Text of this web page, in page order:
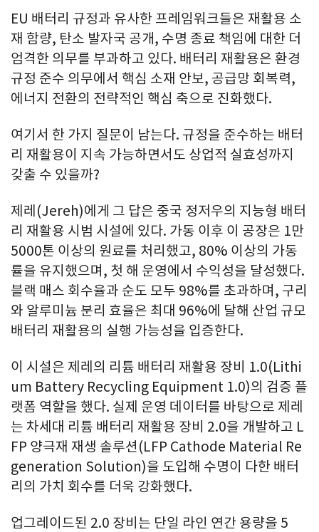
EU 배터리 규정과 유사한 프레임워크들은 재활용 소
재 함량, 탄소 발자국 공개, 수명 종료 책임에 대한 더
엄격한 의무를 부과하고 있다. 배터리 재활용은 환경
규정 준수 의무에서 핵심 소재 안보, 공급망 회복력,
에너지 전환의 전략적인 핵심 축으로 진화했다.
여기서 한 가지 질문이 남는다. 규정을 준수하는 배터
리 재활용이 지속 가능하면서도 상업적 실효성까지
갖출 수 있을까?
제레(Jereh)에게 그 답은 중국 정저우의 지능형 배터
리 재활용 시범 시설에 있다. 가동 이후 이 공장은 1만
5000톤 이상의 원료를 처리했고, 80% 이상의 가동
률을 유지했으며, 첫 해 운영에서 수익성을 달성했다.
블랙 매스 회수율과 순도 모두 98%를 초과하며, 구리
와 알루미늄 분리 효율은 최대 96%에 달해 산업 규모
배터리 재활용의 실행 가능성을 입증한다.
이 시설은 제레의 리튬 배터리 재활용 장비 1.0(Lithi
um Battery Recycling Equipment 1.0)의 검증 플
랫폼 역할을 했다. 실제 운영 데이터를 바탕으로 제레
는 차세대 리튬 배터리 재활용 장비 2.0을 개발하고 L
FP 양극재 재생 솔루션(LFP Cathode Material Re
generation Solution)을 도입해 수명이 다한 배터
리의 가치 회수를 더욱 강화했다.
업그레이드된 2.0 장비는 단일 라인 연간 용량을 5